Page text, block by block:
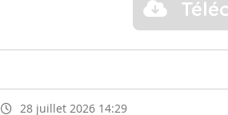
28 juillet 2026 14:29